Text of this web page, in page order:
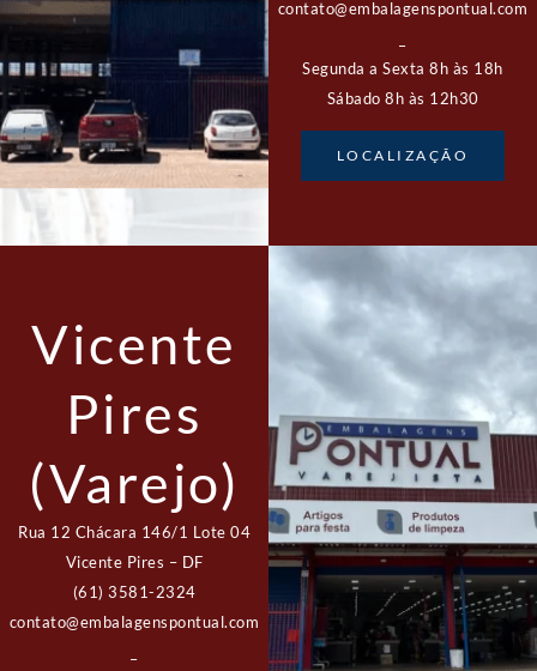
contato@embalagenspontual.com
Segunda a Sexta 8h às 18h
Sábado 8h às 12h30
LOCALIZAÇÃO
Vicente
Pires
(Varejo)
Rua 12 Chácara 146/1 Lote 04
Vicente Pires – DF
(61) 3581-2324
contato@embalagenspontual.com